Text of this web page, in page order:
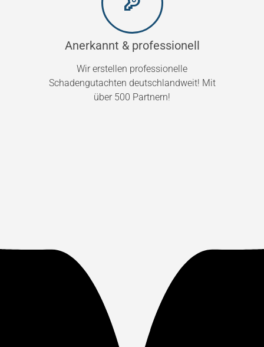
Anerkannt & professionell
Wir erstellen professionelle
Schadengutachten deutschlandweit! Mit
über 500 Partnern!